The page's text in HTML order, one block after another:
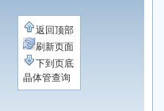
返回顶部
刷新页面
下到页底
晶体管查询